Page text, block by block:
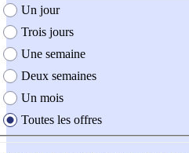
création de l'offre
Un jour
Trois jours
Une semaine
Deux semaines
Un mois
Toutes les offres